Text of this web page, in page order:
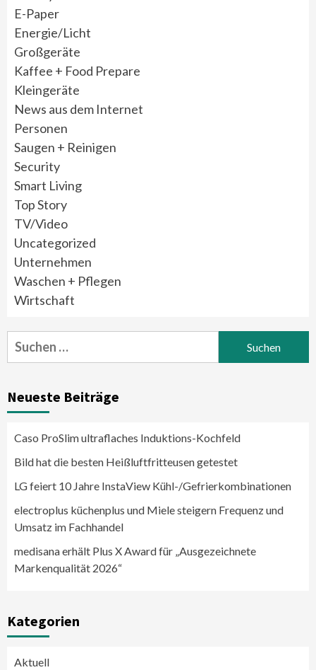
E-Paper
Energie/Licht
Großgeräte
Kaffee + Food Prepare
Kleingeräte
News aus dem Internet
Personen
Saugen + Reinigen
Security
Smart Living
Top Story
TV/Video
Uncategorized
Unternehmen
Waschen + Pflegen
Wirtschaft
Suchen
nach:
Neueste Beiträge
Caso ProSlim ultraflaches Induktions-Kochfeld
Bild hat die besten Heißluftfritteusen getestet
LG feiert 10 Jahre InstaView Kühl-/Gefrierkombinationen
electroplus küchenplus und Miele steigern Frequenz und
Umsatz im Fachhandel
medisana erhält Plus X Award für „Ausgezeichnete
Markenqualität 2026“
Kategorien
Aktuell